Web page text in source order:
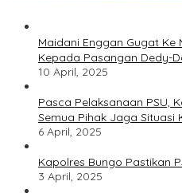
Maidani Enggan Gugat
Kepada Pasangan Dedy-
10 April, 2025
Pasca Pelaksanaan PSU,
Semua Pihak Jaga Situasi
6 April, 2025
Kapolres Bungo Pastikan
3 April, 2025